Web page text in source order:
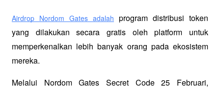
Airdrop Nordom Gates adalah program distribusi token
yang dilakukan secara gratis oleh platform untuk
memperkenalkan lebih banyak orang pada ekosistem
mereka.
Melalui Nordom Gates Secret Code 25 Februari,